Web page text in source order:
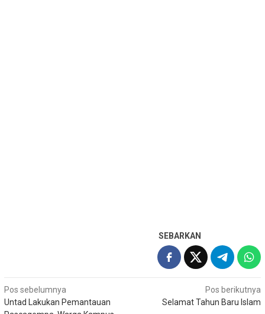
SEBARKAN
Navigasi
pos
Pos sebelumnya
Untad Lakukan Pemantauan
Pos berikutnya
Selamat Tahun Baru Islam